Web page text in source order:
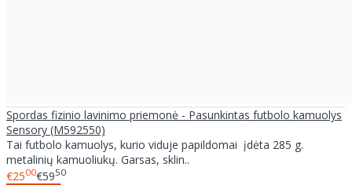
Spordas fizinio lavinimo priemonė - Pasunkintas futbolo kamuolys
Sensory (M592550)
Tai futbolo kamuolys, kurio viduje papildomai įdėta 285 g.
metalinių kamuoliukų. Garsas, sklin..
€2500€5950